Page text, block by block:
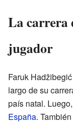
La carrera
jugador
Faruk
largo de su
país natal.
España.